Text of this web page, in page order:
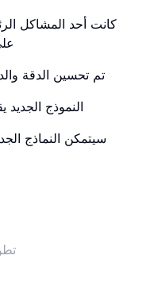
تم تحسين الدقة
النموذج الجديد يقدم